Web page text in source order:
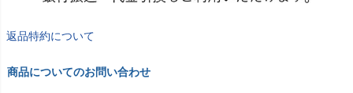
返品特約について
商品についてのお問い合わせ